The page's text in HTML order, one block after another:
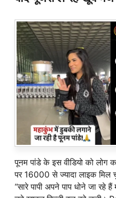
पूनम पांडे के इस वीडियो को
पर 16000 से ज्यादा लाइक
“सारे पापी अपने पाप धोने जा